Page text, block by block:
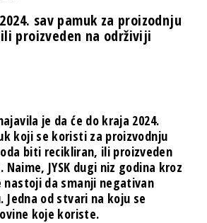
sav pamuk za proizodnju
proizveden na održiviji
je da će do kraja 2024.
koji se koristi za proizvodnju
biti recikliran, ili proizveden
Naime, JYSK dugi niz godina kroz
nastoji da smanji negativan
Jedna od stvari na koju se
koje koriste.